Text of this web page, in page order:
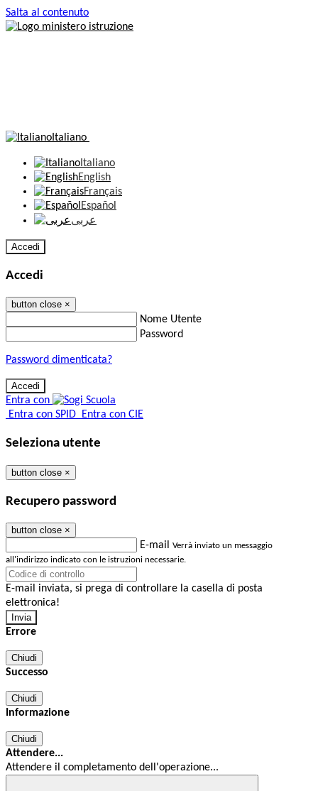
Salta al contenuto
Italiano
Italiano
English
Français
Español
عربى
Accedi
Accedi
button close ×
Nome Utente
Password
Password dimenticata?
Entra con
Entra con SPID Entra con CIE
Seleziona utente
button close ×
Recupero password
button close ×
E-mail Verrà inviato un messaggio
all'indirizzo indicato con le istruzioni necessarie.
E-mail inviata, si prega di controllare la casella di posta
elettronica!
Errore
Chiudi
Successo
Chiudi
Informazione
Chiudi
Attendere...
Attendere il completamento dell'operazione...